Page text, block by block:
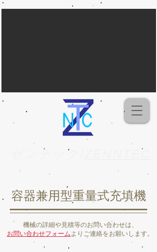
ゼンテック ZENNTEC
容器兼用型重量式充填機
機械の詳細や見積等のお問い合わせは、
お問い合わせフォームよりご連絡をお願いします。